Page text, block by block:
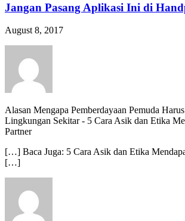
Jangan Pasang Aplikasi Ini di
August 8, 2017
Alasan Mengapa Pemberdayaan Pemuda
Lingkungan Sekitar- 5 Cara Asik dan Etika
Partner
[…] Baca Juga: 5 Cara Asik dan Etika
[…]